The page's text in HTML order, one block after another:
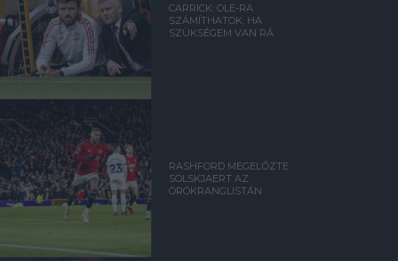
CARRICK: OLE-RA
SZÁMÍTHATOK, HA
SZÜKSÉGEM VAN RÁ
RASHFORD MEGELŐZTE
SOLSKJAERT AZ
ÖRÖKRANGLISTÁN